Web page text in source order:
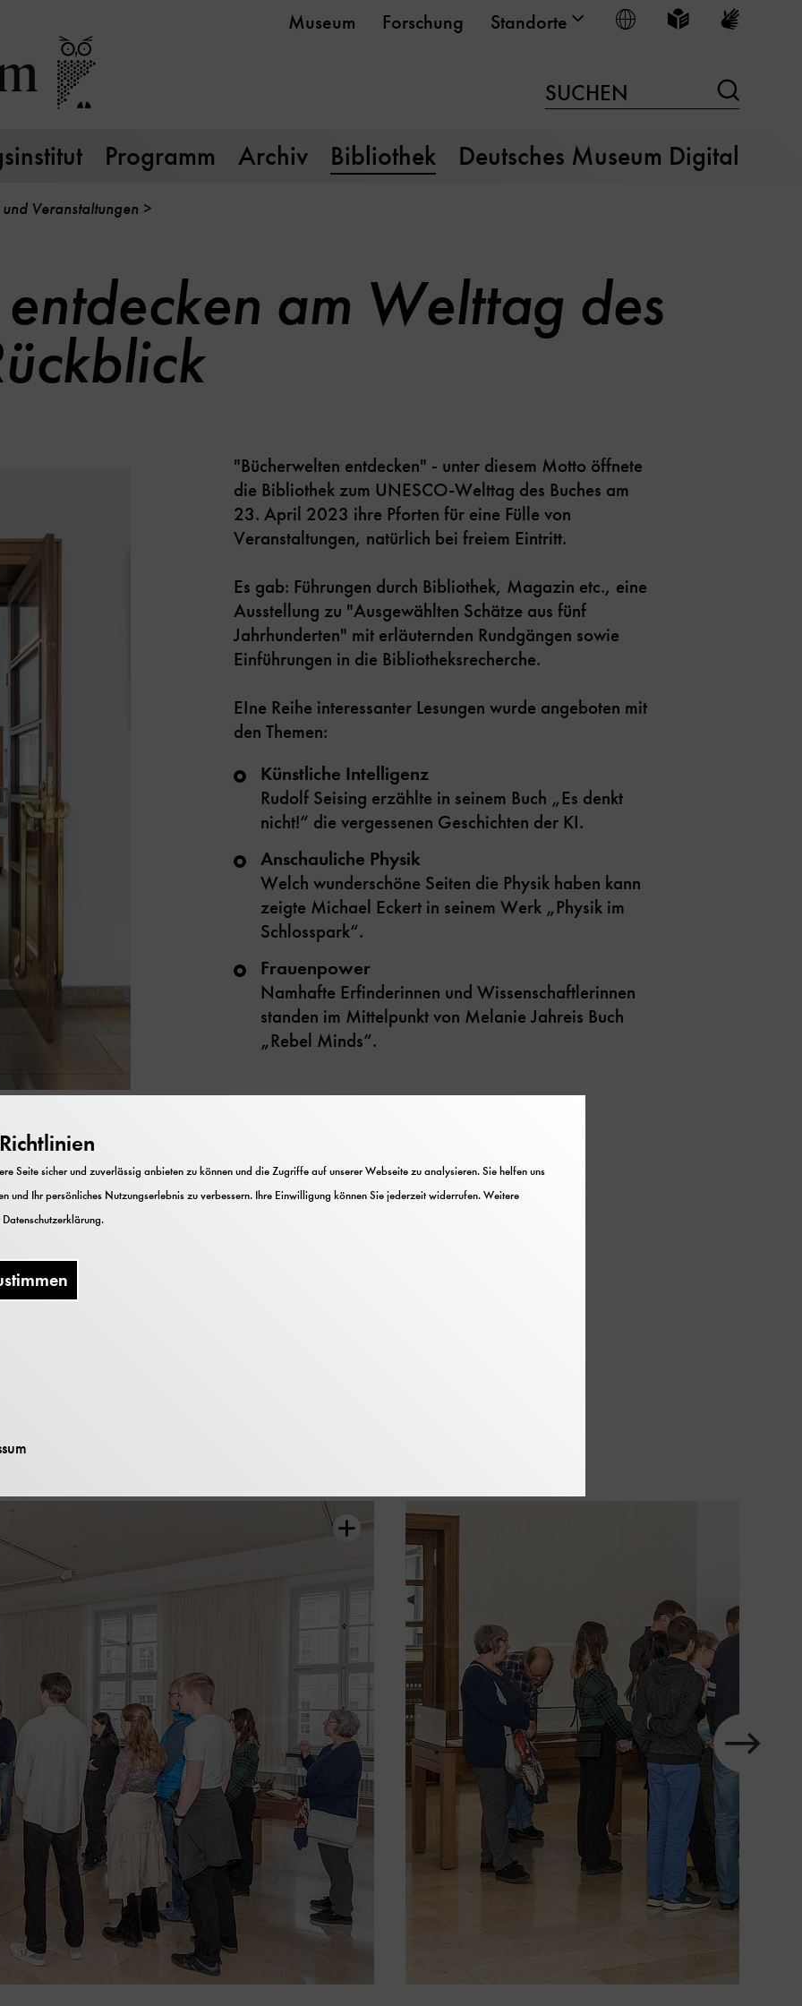
Museum Forschung Standorte Sprache wählen
Leichte Sprache
SUCHEN
Programm Archiv Bibliothek Deutsches Museum Digital
Veranstaltungen
am Welttag des
"Bücherwelten entdecken" - unter diesem Motto öffnete
die Bibliothek zum UNESCO-Welttag des Buches am
23. April 2023 ihre Pforten für eine Fülle von
Veranstaltungen, natürlich bei freiem Eintritt.
Es gab: Führungen durch Bibliothek, Magazin etc., eine
Ausstellung zu "Ausgewählten Schätze aus fünf
Jahrhunderten" mit erläuternden Rundgängen sowie
Einführungen in die Bibliotheksrecherche.
EIne Reihe interessanter Lesungen wurde angeboten mit
den Themen:
Künstliche Intelligenz
Rudolf Seising erzählte in seinem Buch „Es denkt
nicht!“ die vergessenen Geschichten der KI.
Anschauliche Physik
Welch wunderschöne Seiten die Physik haben kann
zeigte Michael Eckert in seinem Werk „Physik im
Schlosspark“.
Frauenpower
Namhafte Erfinderinnen und Wissenschaftlerinnen
standen im Mittelpunkt von Melanie Jahreis Buch
„Rebel Minds“.
Preisen und einen Büchertisch des Museumsshops. Natürlich war durch
leibliche Wohl gesorgt.
vom Buchtag
Zeige
nächstes
Element
Karussell
Seite sicher und zuverlässig anbieten zu können und die Zugriffe auf unserer Webseite zu analysieren. Sie helfen uns
und Ihr persönliches Nutzungserlebnis zu verbessern. Ihre Einwilligung können Sie jederzeit widerrufen. Weitere
Datenschutzerklärung.